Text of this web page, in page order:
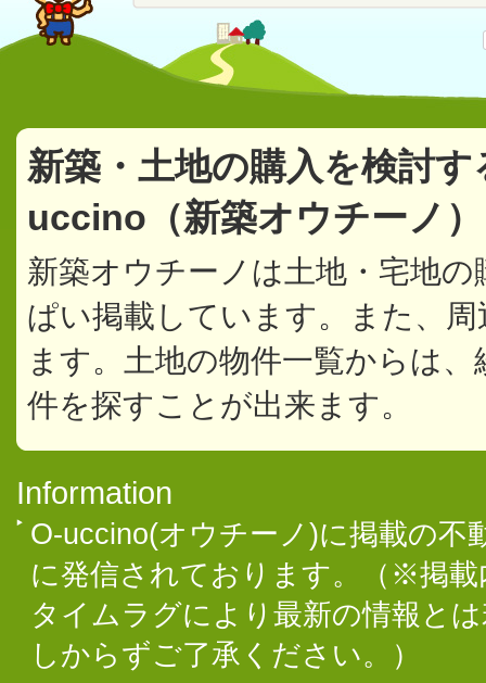
新築・土地の購入を検討
uccino（新築オウチーノ
新築オウチーノは土地・宅地
ぱい掲載しています。また、
ます。土地の物件一覧からは
件を探すことが出来ます。
Information
O-uccino(オウチーノ)に掲載の不
に発信されております。（※掲
タイムラグにより最新の情報と
しからずご了承ください。）